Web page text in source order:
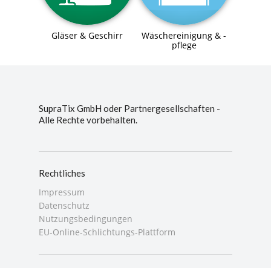
Gläser & Geschirr
Wäschereinigung & -
pflege
SupraTix GmbH oder Partnergesellschaften -
Alle Rechte vorbehalten.
Rechtliches
Impressum
Datenschutz
Nutzungsbedingungen
EU-Online-Schlichtungs-Plattform